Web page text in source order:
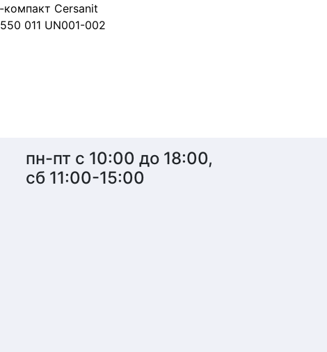
компакт Cersanit
011 UN001-002
пн-пт с 10:00 до 18:00,
сб 11:00-15:00